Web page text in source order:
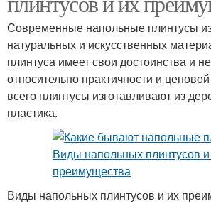
Современные напольные плинтусы
натуральных и искусственных
плинтуса имеет свои достоинства и
относительно практичности и
всего плинтусы изготавливают из
пластика.
Виды напольных плинтусов и их